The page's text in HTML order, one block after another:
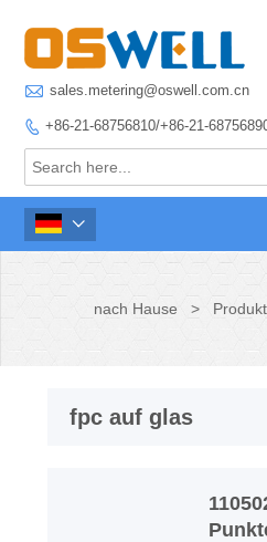
 sales.metering@oswell.com.cn
 +86-21-68756810/+86-21-

nach Hause >
fpc auf glas